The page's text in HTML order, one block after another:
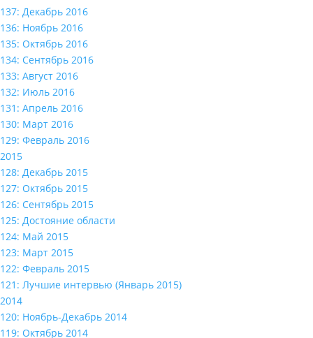
137: Декабрь 2016
136: Ноябрь 2016
135: Октябрь 2016
134: Сентябрь 2016
133: Август 2016
132: Июль 2016
131: Апрель 2016
130: Март 2016
129: Февраль 2016
2015
128: Декабрь 2015
127: Октябрь 2015
126: Сентябрь 2015
125: Достояние области
124: Май 2015
123: Март 2015
122: Февраль 2015
121: Лучшие интервью (Январь 2015)
2014
120: Ноябрь-Декабрь 2014
119: Октябрь 2014